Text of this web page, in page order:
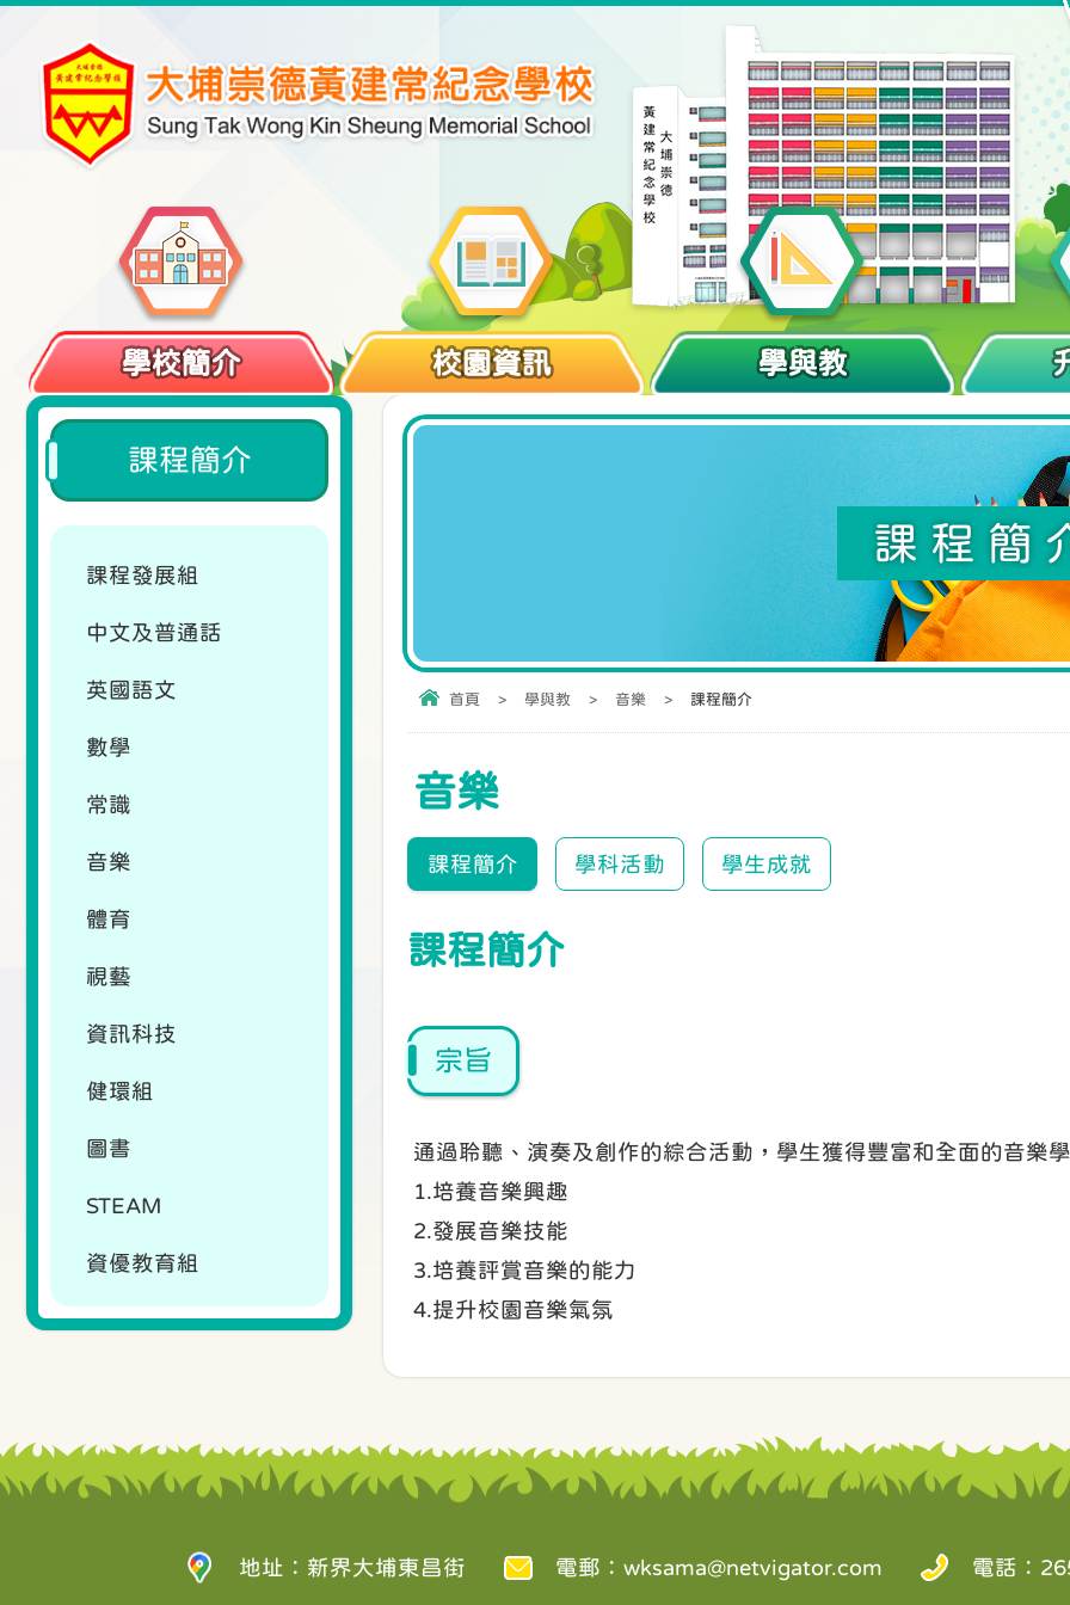
學校簡介 校園資訊 學與教
課程簡
首頁 > 學與教 > 音樂 > 課程簡介
音樂
課程簡介 學科活動 學生成就
課程簡介
宗旨
通過聆聽、演奏及創作的綜合活動，學生獲得豐富和全面的音樂
1.培養音樂興趣
2.發展音樂技能
3.培養評賞音樂的能力
4.提升校園音樂氣氛
課程簡介
課程發展組
中文及普通話
英國語文
數學
常識
音樂
體育
視藝
資訊科技
健環組
圖書
STEAM
資優教育組
地址：新界大埔東昌街 電郵： wksama@netvigator.com 電話：